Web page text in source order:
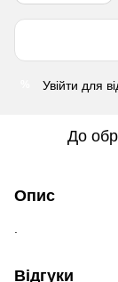
Увійти для
До
Опис
Відгуки